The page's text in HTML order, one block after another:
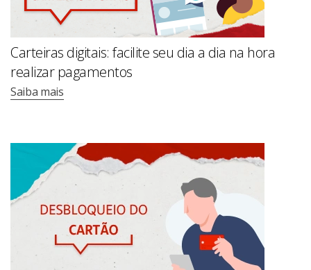
Carteiras digitais: facilite seu dia a dia na hora
realizar pagamentos
Saiba mais